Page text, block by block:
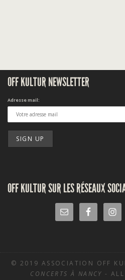
OFF KULTUR NEWSLETTER
Adresse mail:
OFF KULTUR SUR LES RÉSEAUX
© 2019 ASSOCIATION OFF
CONCERTS À NANCY- ALL